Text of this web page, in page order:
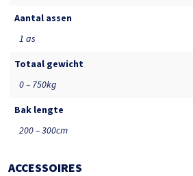
Aantal assen
1 as
Totaal gewicht
0 – 750kg
Bak lengte
200 – 300cm
ACCESSOIRES